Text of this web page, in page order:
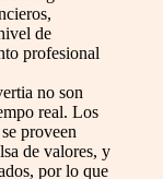
de
profesional
no son
real. Los
proveen
de valores, y
por lo que